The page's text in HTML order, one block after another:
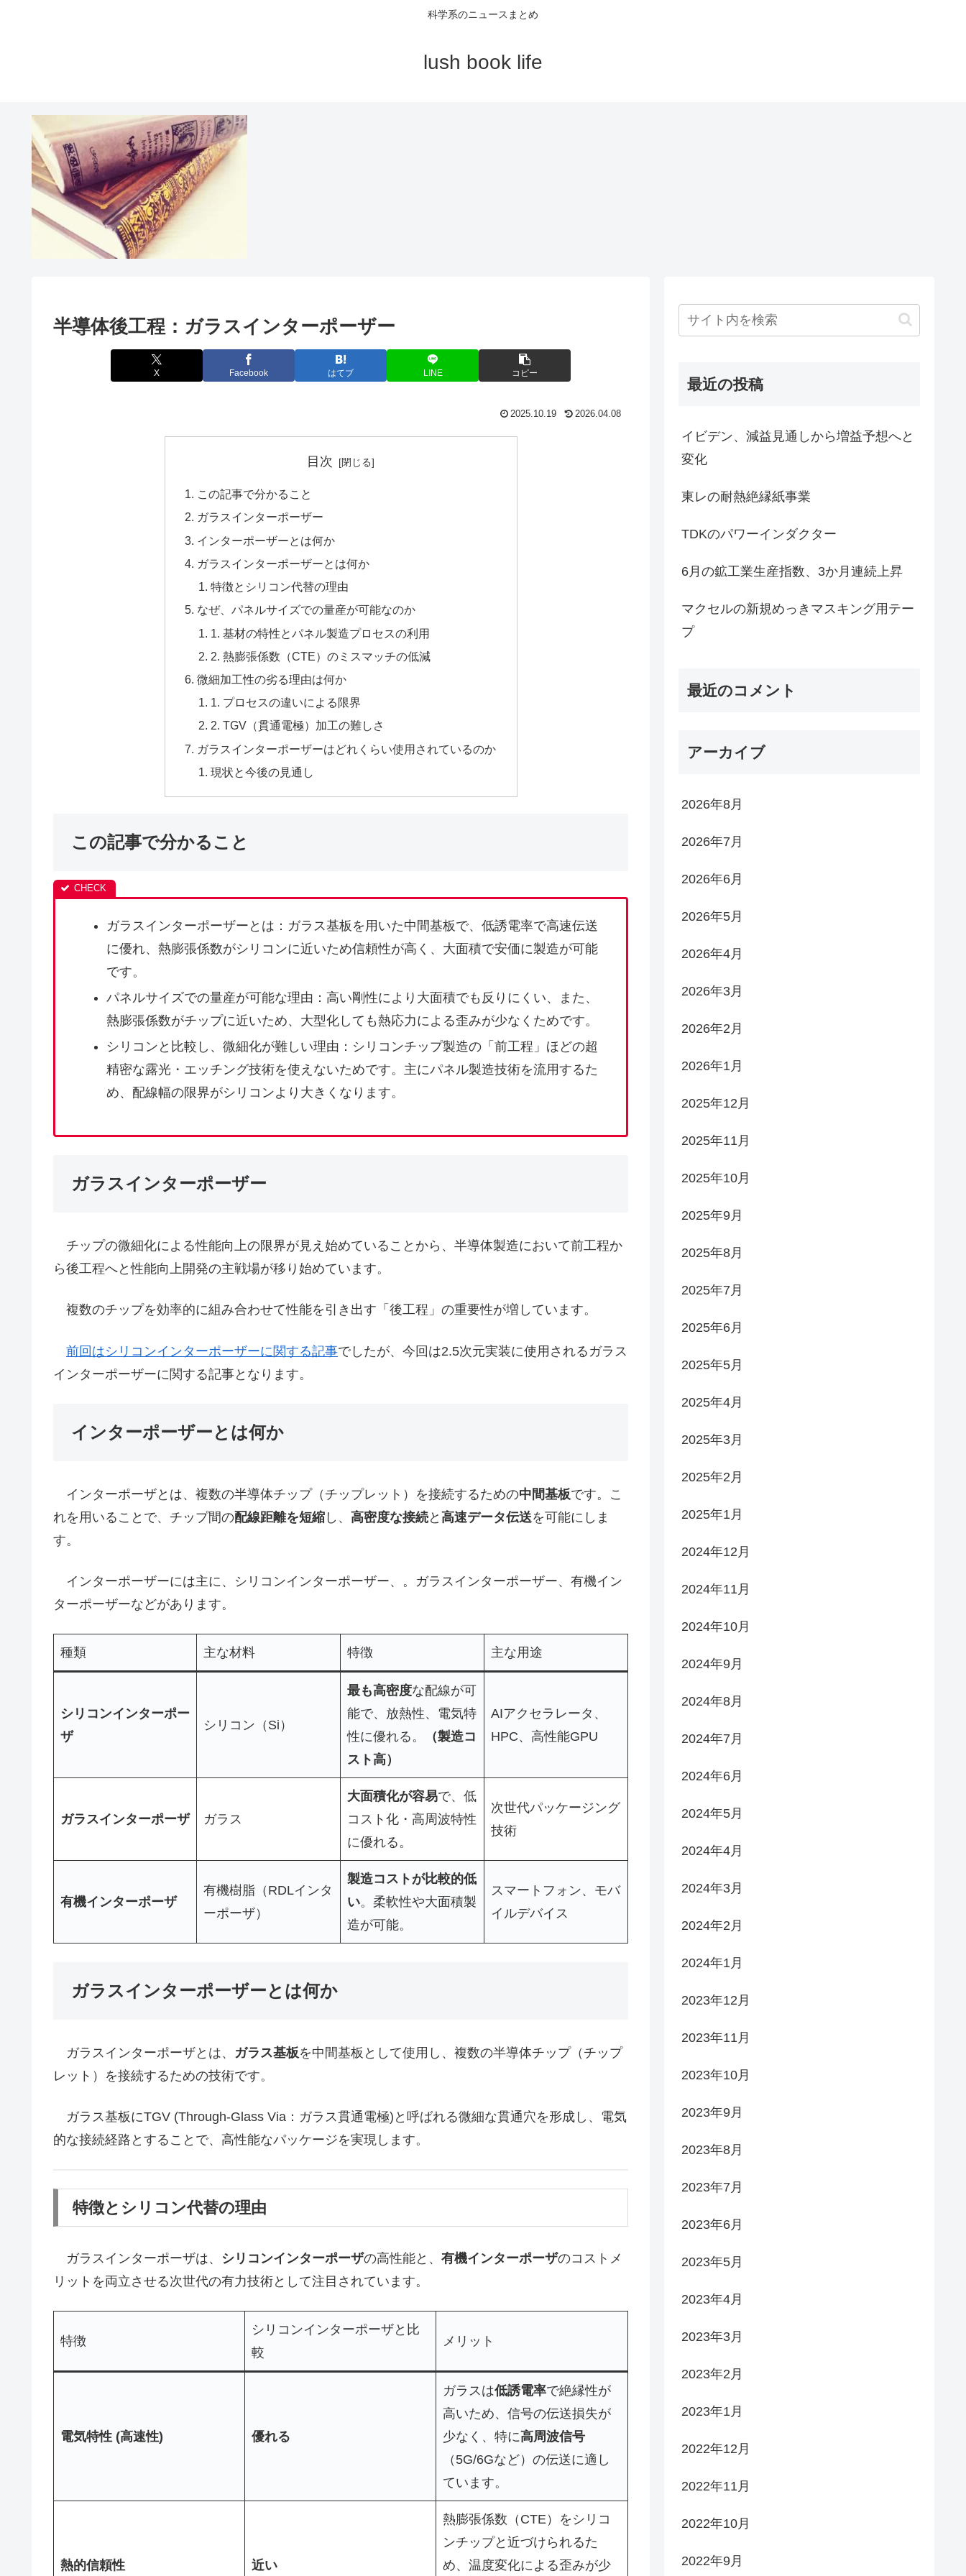
科学系のニュースまとめ
lush book life
半導体後工程：ガラスインターポーザー
X Facebook はてブ LINE コピー
2025.10.19 2026.04.08
目次
この記事で分かること
ガラスインターポーザー
インターポーザーとは何か
ガラスインターポーザーとは何か
特徴とシリコン代替の理由
なぜ、パネルサイズでの量産が可能なのか
1. 基材の特性とパネル製造プロセスの利用
2. 熱膨張係数（CTE）のミスマッチの低減
微細加工性の劣る理由は何か
1. プロセスの違いによる限界
2. TGV（貫通電極）加工の難しさ
ガラスインターポーザーはどれくらい使用されているのか
現状と今後の見通し
この記事で分かること
ガラスインターポーザーとは：ガラス基板を用いた中間基板で、低誘電率で高速伝送
に優れ、熱膨張係数がシリコンに近いため信頼性が高く、大面積で安価に製造が可能
です。
パネルサイズでの量産が可能な理由：高い剛性により大面積でも反りにくい、また、
熱膨張係数がチップに近いため、大型化しても熱応力による歪みが少なくためです。
シリコンと比較し、微細化が難しい理由：シリコンチップ製造の「前工程」ほどの超
精密な露光・エッチング技術を使えないためです。主にパネル製造技術を流用するた
め、配線幅の限界がシリコンより大きくなります。
ガラスインターポーザー
チップの微細化による性能向上の限界が見え始めていることから、半導体製造において前工程か
ら後工程へと性能向上開発の主戦場が移り始めています。
複数のチップを効率的に組み合わせて性能を引き出す「後工程」の重要性が増しています。
前回はシリコンインターポーザーに関する記事でしたが、今回は2.5次元実装に使用されるガラス
インターポーザーに関する記事となります。
インターポーザーとは何か
インターポーザとは、複数の半導体チップ（チップレット）を接続するための中間基板です。こ
れを用いることで、チップ間の配線距離を短縮 し、 高密度な接続と 高速データ伝送を可能にしま
す。
インターポーザーには主に、シリコンインターポーザー、。ガラスインターポーザー、有機イン
ターポーザーなどがあります。
種類 主な材料 特徴 主な用途
シリコンインターポー
ザ
シリコン（Si）
最も高密度な配線が可
能で、放熱性、電気特
性に優れる。
（製造コ
スト高）
AIアクセラレータ、
HPC、高性能GPU
ガラスインターポーザ ガラス
大面積化が容易で、低
コスト化・高周波特性
に優れる。
次世代パッケージング
技術
有機インターポーザ
有機樹脂（RDLインタ
ーポーザ）
製造コストが比較的低
い。柔軟性や大面積製
造が可能。
スマートフォン、モバ
イルデバイス
ガラスインターポーザーとは何か
ガラスインターポーザとは、 ガラス基板を中間基板として使用し、複数の半導体チップ（チップ
レット）を接続するための技術です。
ガラス基板にTGV (Through-Glass Via：ガラス貫通電極)と呼ばれる微細な貫通穴を形成し、電気
的な接続経路とすることで、高性能なパッケージを実現します。
特徴とシリコン代替の理由
ガラスインターポーザは、 シリコンインターポーザの高性能と、 有機インターポーザのコストメ
リットを両立させる次世代の有力技術として注目されています。
特徴
シリコンインターポーザと比
較
メリット
電気特性 (高速性) 優れる
ガラスは低誘電率で絶縁性が
高いため、信号の伝送損失が
少なく、特に高周波信号
（5G/6Gなど）の伝送に適し
ています。
熱的信頼性 近い
熱膨張係数（CTE）をシリコ
ンチップと近づけられるた
め、温度変化による歪みが少
最近の投稿
イビデン、減益見通しから増益予想へと
変化
東レの耐熱絶縁紙事業
TDKのパワーインダクター
6月の鉱工業生産指数、3か月連続上昇
マクセルの新規めっきマスキング用テー
プ
最近のコメント
アーカイブ
2026年8月
2026年7月
2026年6月
2026年5月
2026年4月
2026年3月
2026年2月
2026年1月
2025年12月
2025年11月
2025年10月
2025年9月
2025年8月
2025年7月
2025年6月
2025年5月
2025年4月
2025年3月
2025年2月
2025年1月
2024年12月
2024年11月
2024年10月
2024年9月
2024年8月
2024年7月
2024年6月
2024年5月
2024年4月
2024年3月
2024年2月
2024年1月
2023年12月
2023年11月
2023年10月
2023年9月
2023年8月
2023年7月
2023年6月
2023年5月
2023年4月
2023年3月
2023年2月
2023年1月
2022年12月
2022年11月
2022年10月
2022年9月